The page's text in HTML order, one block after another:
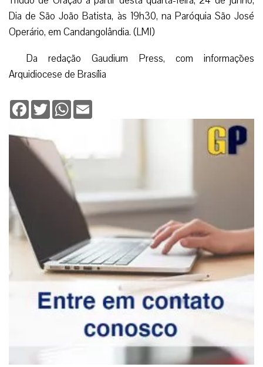
Dia de São João Batista, às 19h30, na Paróquia São José
Operário, em Candangolândia. (LMI)
Da redação Gaudium Press, com informações
Arquidiocese de Brasília
Facebook
TwitterWhatsApp